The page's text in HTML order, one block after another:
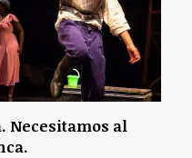
Necesitamos al